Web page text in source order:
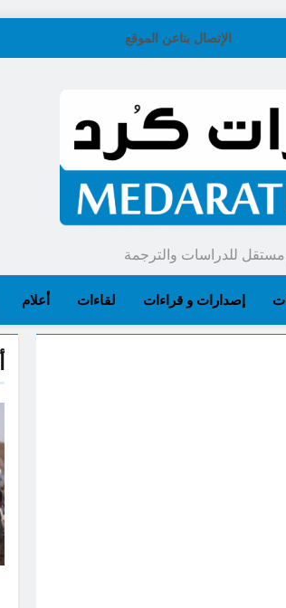
الإتصال بناعن الموقع
للدراسات والترجمة
إصدارات و قراءات لقاءات أعلام